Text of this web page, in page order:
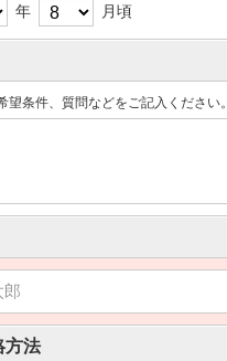
年
月頃
望条件、質問などをご記入ください。
方法